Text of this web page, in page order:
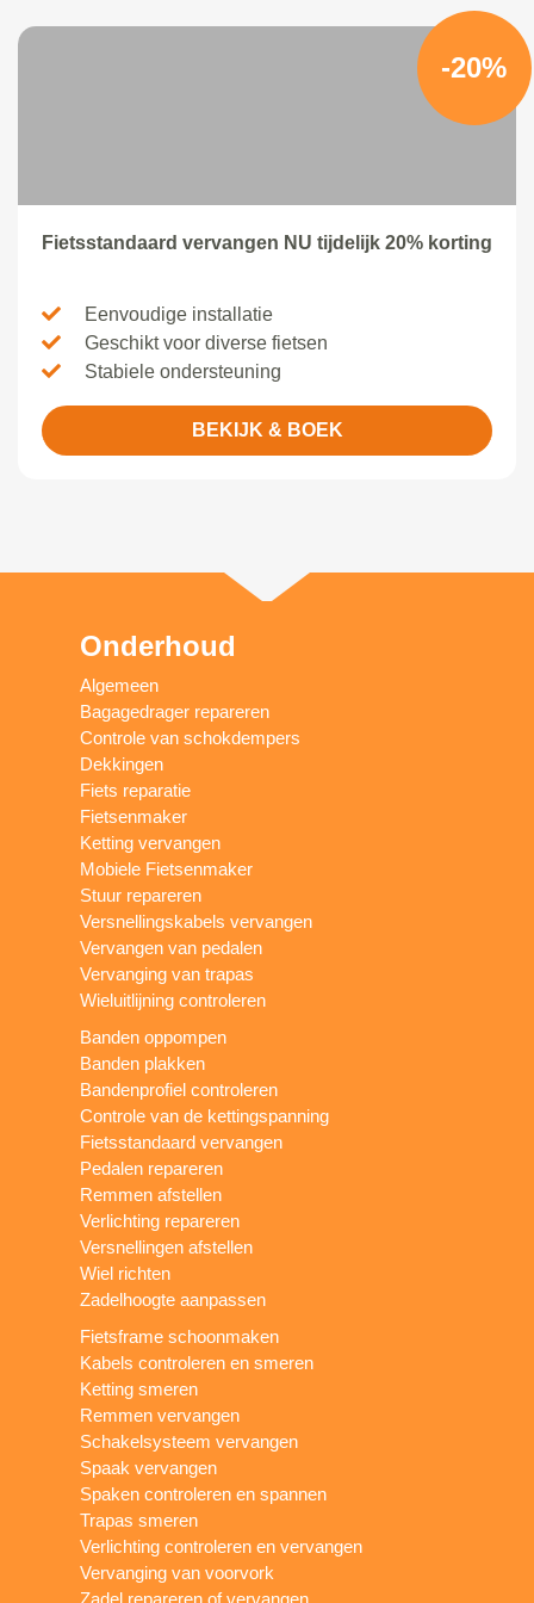
-20%
Fietsstandaard vervangen NU tijdelijk 20% korting
Eenvoudige installatie
Geschikt voor diverse fietsen
Stabiele ondersteuning
BEKIJK & BOEK
Onderhoud
Algemeen
Bagagedrager repareren
Controle van schokdempers
Dekkingen
Fiets reparatie
Fietsenmaker
Ketting vervangen
Mobiele Fietsenmaker
Stuur repareren
Versnellingskabels vervangen
Vervangen van pedalen
Vervanging van trapas
Wieluitlijning controleren
Banden oppompen
Banden plakken
Bandenprofiel controleren
Controle van de kettingspanning
Fietsstandaard vervangen
Pedalen repareren
Remmen afstellen
Verlichting repareren
Versnellingen afstellen
Wiel richten
Zadelhoogte aanpassen
Fietsframe schoonmaken
Kabels controleren en smeren
Ketting smeren
Remmen vervangen
Schakelsysteem vervangen
Spaak vervangen
Spaken controleren en spannen
Trapas smeren
Verlichting controleren en vervangen
Vervanging van voorvork
Zadel repareren of vervangen